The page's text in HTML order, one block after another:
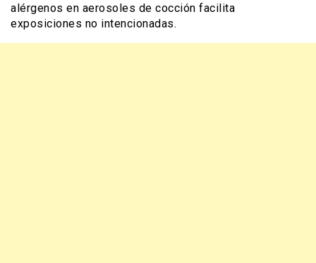
alérgenos en aerosoles de cocción facilita
exposiciones no intencionadas.